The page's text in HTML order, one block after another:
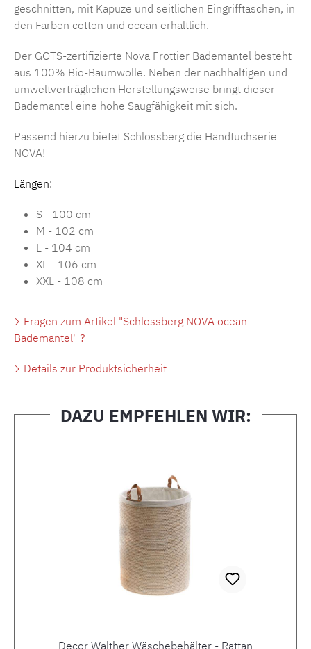
geschnitten, mit Kapuze und seitlichen Eingrifftaschen, in
den Farben cotton und ocean erhältlich.
Der GOTS-zertifizierte Nova Frottier Bademantel besteht
aus 100% Bio-Baumwolle. Neben der nachhaltigen und
umweltverträglichen Herstellungsweise bringt dieser
Bademantel eine hohe Saugfähigkeit mit sich.
Passend hierzu bietet Schlossberg die Handtuchserie
NOVA!
Längen:
S - 100 cm
M - 102 cm
L - 104 cm
XL - 106 cm
XXL - 108 cm
Fragen zum Artikel "Schlossberg NOVA ocean
Bademantel" ?
Details zur Produktsicherheit
DAZU EMPFEHLEN WIR:
Decor Walther Wäschebehälter - Rattan